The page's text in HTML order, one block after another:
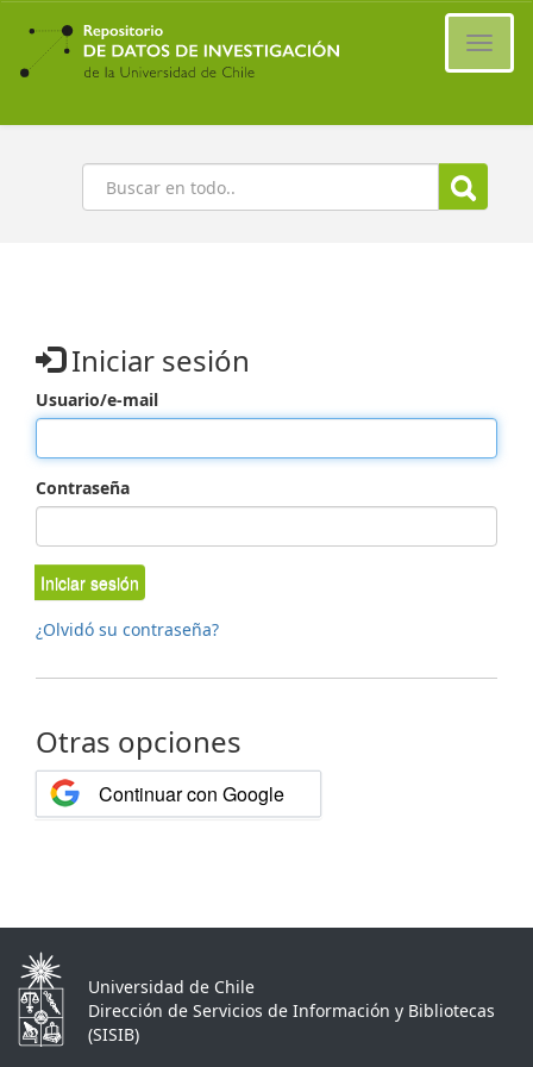
Ir
contenido
principal
Buscar
Iniciar sesión
Usuario/e-mail
Contraseña
Iniciar sesión
¿Olvidó su contraseña?
Otras opciones
Continuar con Google
Universidad de Chile
Dirección de Servicios de Información y Bibliotecas
(SISIB)